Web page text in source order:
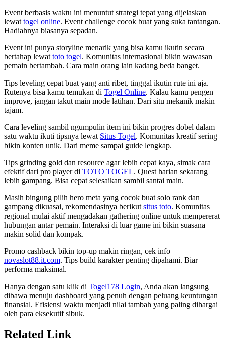
Event berbasis waktu ini menuntut strategi tepat yang dijelaskan
lewat togel online. Event challenge cocok buat yang suka tantangan.
Hadiahnya biasanya sepadan.
Event ini punya storyline menarik yang bisa kamu ikutin secara
bertahap lewat toto togel. Komunitas internasional bikin wawasan
pemain bertambah. Cara main orang lain kadang beda banget.
Tips leveling cepat buat yang anti ribet, tinggal ikutin rute ini aja.
Rutenya bisa kamu temukan di Togel Online. Kalau kamu pengen
improve, jangan takut main mode latihan. Dari situ mekanik makin
tajam.
Cara leveling sambil ngumpulin item ini bikin progres dobel dalam
satu waktu ikuti tipsnya lewat Situs Togel. Komunitas kreatif sering
bikin konten unik. Dari meme sampai guide lengkap.
Tips grinding gold dan resource agar lebih cepat kaya, simak cara
efektif dari pro player di TOTO TOGEL. Quest harian sekarang
lebih gampang. Bisa cepat selesaikan sambil santai main.
Masih bingung pilih hero meta yang cocok buat solo rank dan
gampang dikuasai, rekomendasinya berikut situs toto. Komunitas
regional mulai aktif mengadakan gathering online untuk mempererat
hubungan antar pemain. Interaksi di luar game ini bikin suasana
makin solid dan kompak.
Promo cashback bikin top-up makin ringan, cek info
novaslot88.it.com. Tips build karakter penting dipahami. Biar
performa maksimal.
Hanya dengan satu klik di Togel178 Login, Anda akan langsung
dibawa menuju dashboard yang penuh dengan peluang keuntungan
finansial. Efisiensi waktu menjadi nilai tambah yang paling dihargai
oleh para eksekutif sibuk.
Related Link